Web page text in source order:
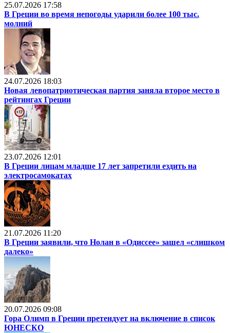
25.07.2026 17:58
В Греции во время непогоды ударили более 100 тыс.
молний
24.07.2026 18:03
Новая левопатриотическая партия заняла второе место в
рейтингах Греции
23.07.2026 12:01
В Греции лицам младше 17 лет запретили ездить на
электросамокатах
21.07.2026 11:20
В Греции заявили, что Нолан в «Одиссее» зашел «слишком
далеко»
20.07.2026 09:08
Гора Олимп в Греции претендует на включение в список
ЮНЕСКО